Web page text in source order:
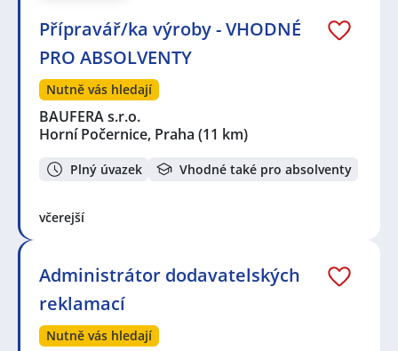
Přípravář/ka výroby - VHODNÉ
PRO ABSOLVENTY
Nutně vás hledají
BAUFERA s.r.o.
Horní Počernice, Praha (11 km)
Plný úvazek Vhodné také pro absolventy
včerejší
Administrátor dodavatelských
reklamací
Nutně vás hledají